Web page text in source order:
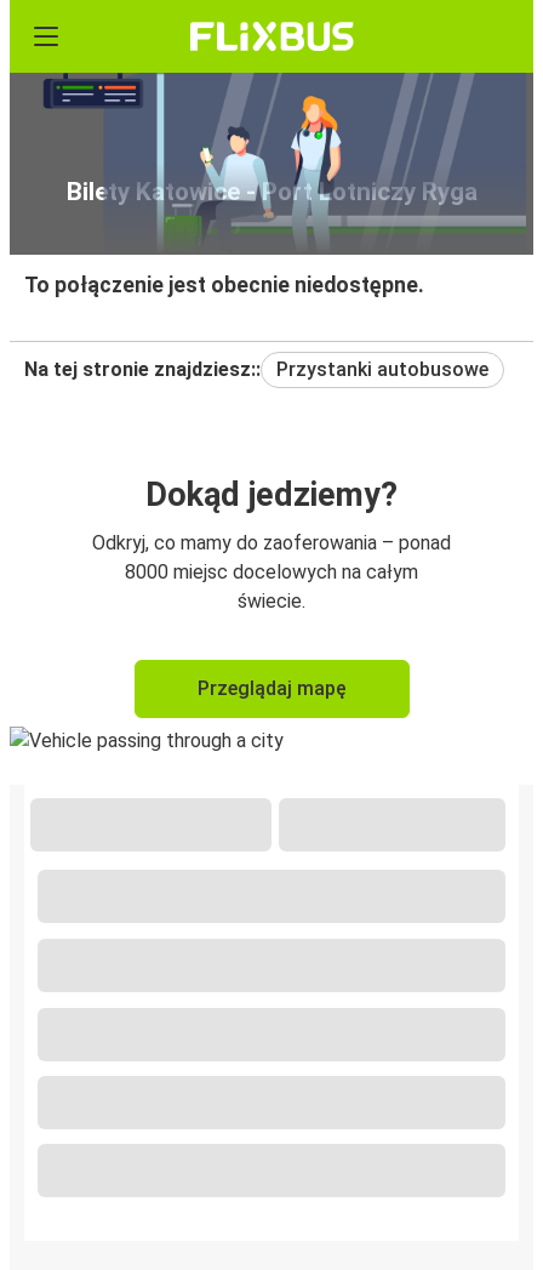
Bilety Katowice - Port Lotniczy Ryga
To połączenie jest obecnie niedostępne.
Na tej stronie znajdziesz:: Przystanki autobusowe
Dokąd jedziemy?
Odkryj, co mamy do zaoferowania – ponad
8000 miejsc docelowych na całym
świecie.
Przeglądaj mapę